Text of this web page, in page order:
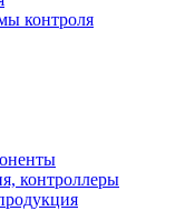
контроля
контроллеры